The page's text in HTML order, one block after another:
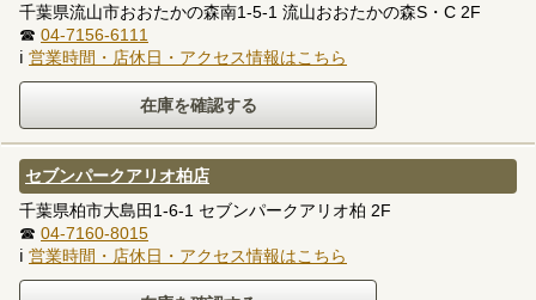
千葉県流山市おおたかの森南1-5-1 流山おおたかの森S・C 2F
☎ 04-7156-6111
ℹ 営業時間・店休日・アクセス情報はこちら
セブンパークアリオ柏店
千葉県柏市大島田1-6-1 セブンパークアリオ柏 2F
☎ 04-7160-8015
ℹ 営業時間・店休日・アクセス情報はこちら